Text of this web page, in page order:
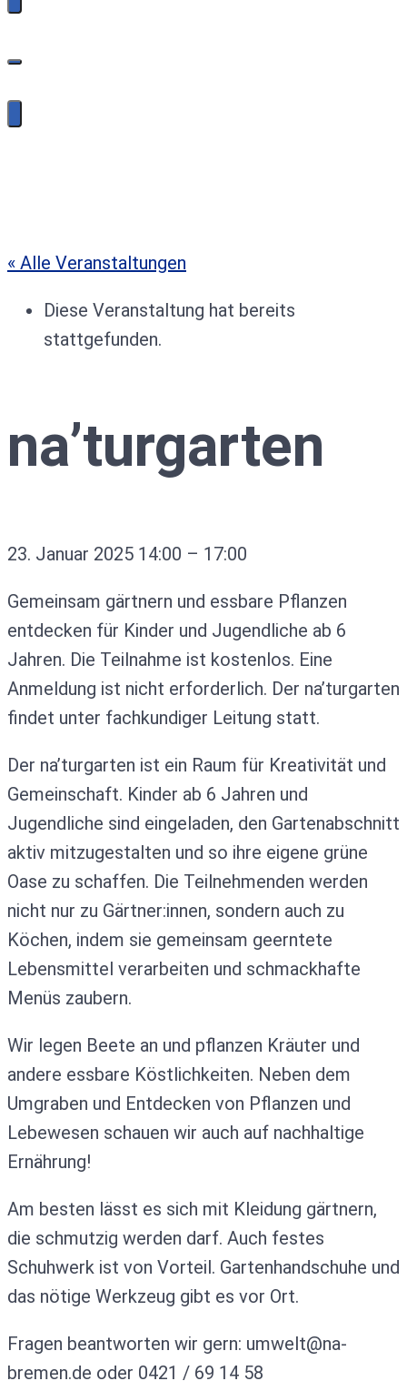
« Alle Veranstaltungen
Diese Veranstaltung hat bereits
stattgefunden.
na’turgarten
23. Januar 2025 14:00 – 17:00
Gemeinsam gärtnern und essbare Pflanzen
entdecken für Kinder und Jugendliche ab 6
Jahren. Die Teilnahme ist kostenlos. Eine
Anmeldung ist nicht erforderlich. Der na’turgarten
findet unter fachkundiger Leitung statt.
Der na’turgarten ist ein Raum für Kreativität und
Gemeinschaft. Kinder ab 6 Jahren und
Jugendliche sind eingeladen, den Gartenabschnitt
aktiv mitzugestalten und so ihre eigene grüne
Oase zu schaffen. Die Teilnehmenden werden
nicht nur zu Gärtner:innen, sondern auch zu
Köchen, indem sie gemeinsam geerntete
Lebensmittel verarbeiten und schmackhafte
Menüs zaubern.
Wir legen Beete an und pflanzen Kräuter und
andere essbare Köstlichkeiten. Neben dem
Umgraben und Entdecken von Pflanzen und
Lebewesen schauen wir auch auf nachhaltige
Ernährung!
Am besten lässt es sich mit Kleidung gärtnern,
die schmutzig werden darf. Auch festes
Schuhwerk ist von Vorteil. Gartenhandschuhe und
das nötige Werkzeug gibt es vor Ort.
Fragen beantworten wir gern: umwelt@na-
bremen.de oder 0421 / 69 14 58